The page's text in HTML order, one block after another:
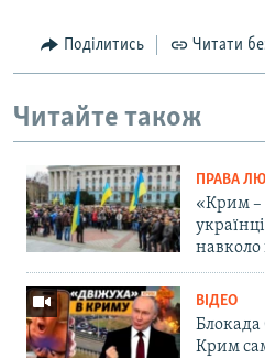
Поділитись Читати
Читайте також
ПРАВА
«Крим –
навколо
ВІДЕО
Блокада
Крим